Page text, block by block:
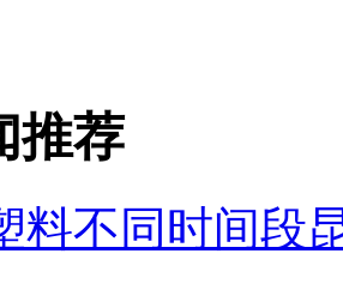
推荐
料不同时间段